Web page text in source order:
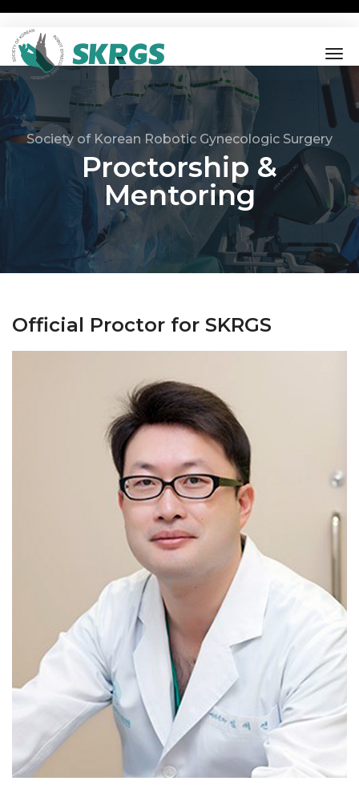
Society of Korean Robotic Gynecologic Surgery
Proctorship &
Mentoring
Official Proctor for SKRGS
Hysterectomy-benign / Hysterectomy-
malignant